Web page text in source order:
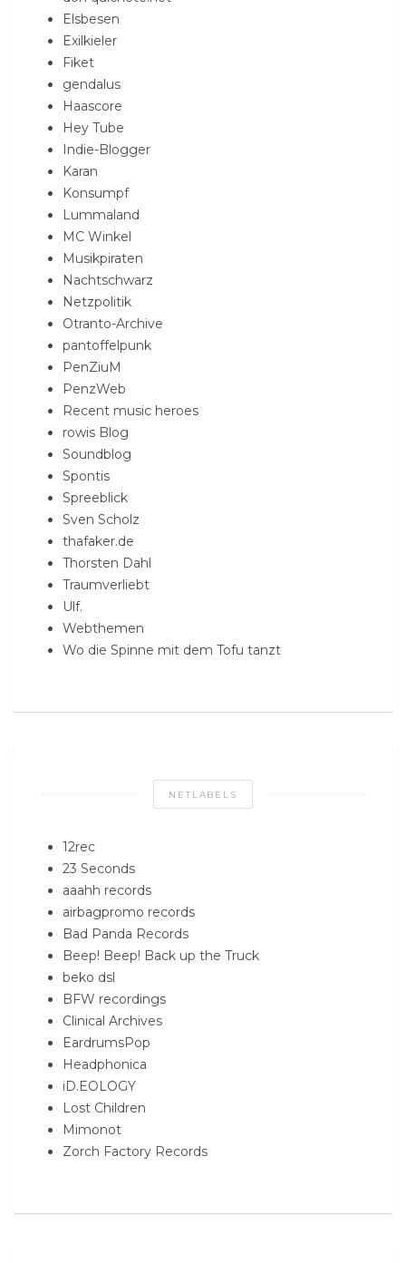
Elsbesen
Exilkieler
Fiket
gendalus
Haascore
Hey Tube
Indie-Blogger
Karan
Konsumpf
Lummaland
MC Winkel
Musikpiraten
Nachtschwarz
Netzpolitik
Otranto-Archive
pantoffelpunk
PenZiuM
PenzWeb
Recent music heroes
rowis Blog
Soundblog
Spontis
Spreeblick
Sven Scholz
thafaker.de
Thorsten Dahl
Traumverliebt
Ulf.
Webthemen
Wo die Spinne mit dem Tofu tanzt
NETLABELS
12rec
23 Seconds
aaahh records
airbagpromo records
Bad Panda Records
Beep! Beep! Back up the Truck
beko dsl
BFW recordings
Clinical Archives
EardrumsPop
Headphonica
iD.EOLOGY
Lost Children
Mimonot
Zorch Factory Records